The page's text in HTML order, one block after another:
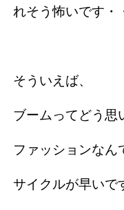
れそう怖いです・
そういえば、
ブームってどう思
ファッションなん
サイクルが早いで